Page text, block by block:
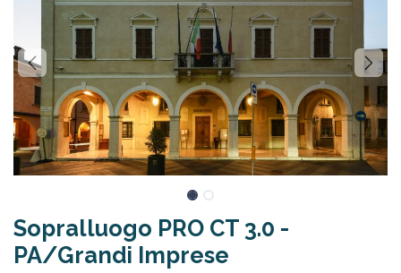
Sopralluogo PRO CT 3.0 -
PA/Grandi Imprese